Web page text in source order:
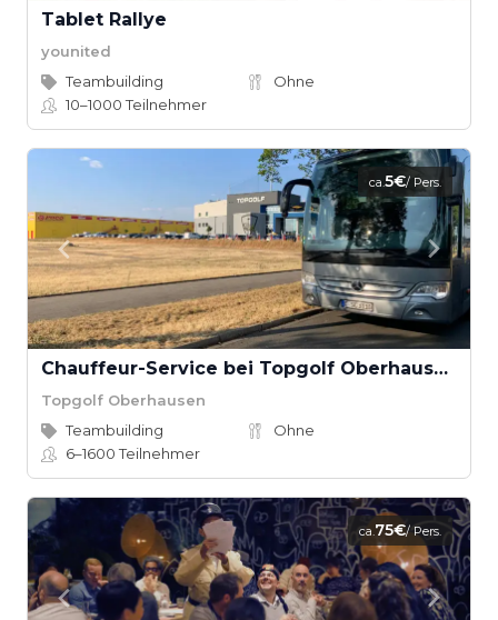
Tablet Rallye
younited
Teambuilding
Ohne
10–1000Teilnehmer
ca.5€/ Pers.
Chauffeur-Service bei Topgolf Oberhausen
Topgolf Oberhausen
Teambuilding
Ohne
6–1600Teilnehmer
ca.75€/ Pers.